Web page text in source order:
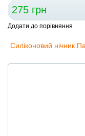
275 грн
Додати до порівняння
Силіконовий нічник